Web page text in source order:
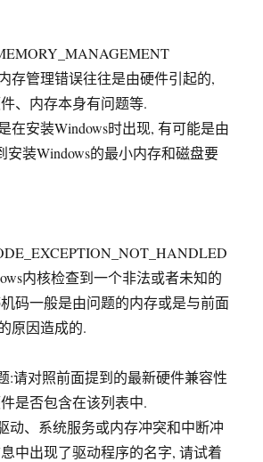
存管理错误往往是由硬件引起的,
、内存本身有问题等.
在安装Windows时出现, 有可能是由
安装Windows的最小内存和磁盘要
内核检查到一个非法或者未知的
码一般是由问题的内存或是与前面
原因造成的.
:请对照前面提到的最新硬件兼容性
是否包含在该列表中.
动、系统服务或内存冲突和中断冲
中出现了驱动程序的名字, 请试着